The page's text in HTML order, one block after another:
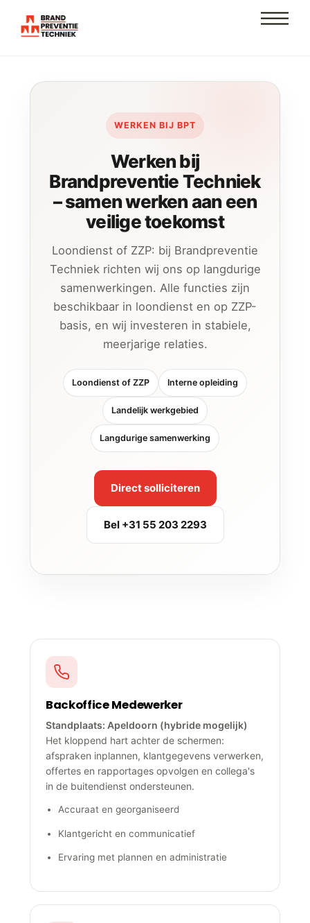
WERKEN BIJ BPT
Werken bij
Brandpreventie Techniek
– samen werken aan een
veilige toekomst
Loondienst of ZZP: bij Brandpreventie
Techniek richten wij ons op langdurige
samenwerkingen. Alle functies zijn
beschikbaar in loondienst en op ZZP-
basis, en wij investeren in stabiele,
meerjarige relaties.
Loondienst of ZZP Interne opleiding
Landelijk werkgebied
Langdurige samenwerking
Direct solliciteren
Bel +31 55 203 2293
Backoffice Medewerker
Standplaats: Apeldoorn (hybride mogelijk)
Het kloppend hart achter de schermen:
afspraken inplannen, klantgegevens verwerken,
offertes en rapportages opvolgen en collega's
in de buitendienst ondersteunen.
Accuraat en georganiseerd
Klantgericht en communicatief
Ervaring met plannen en administratie